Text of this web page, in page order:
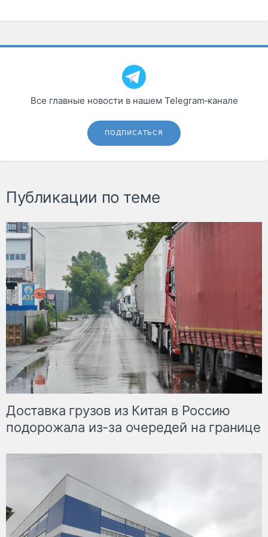
Все главные новости в нашем Telegram‑канале
ПОДПИСАТЬСЯ
Публикации по теме
Доставка грузов из Китая в Россию
подорожала из-за очередей на границе